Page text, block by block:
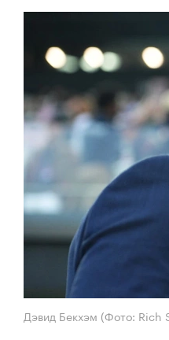
Дэвид Бекхэм (Фото: Rich